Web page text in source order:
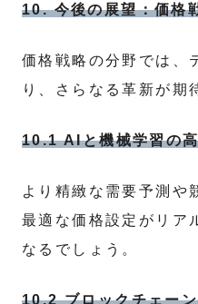
10. 今後の展望：価格
価格戦略の分野では、
り、さらなる革新が期
10.1 AIと機械学習の
より精緻な需要予測や
最適な価格設定がリア
なるでしょう。
10.2 ブロックチェー